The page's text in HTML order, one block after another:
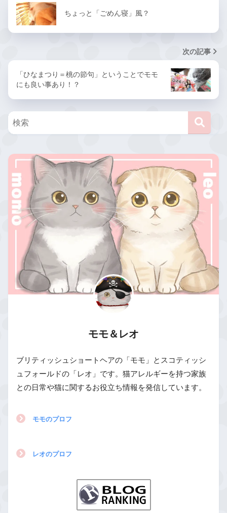
ちょっと「ごめん寝」風？
次の記事
「ひなまつり＝桃の節句」ということでモモ
にも良い事あり！？
モモ＆レオ
ブリティッシュショートヘアの「モモ」とスコティッシ
ュフォールドの「レオ」です。猫アレルギーを持つ家族
との日常や猫に関するお役立ち情報を発信しています。
モモのプロフ
レオのプロフ